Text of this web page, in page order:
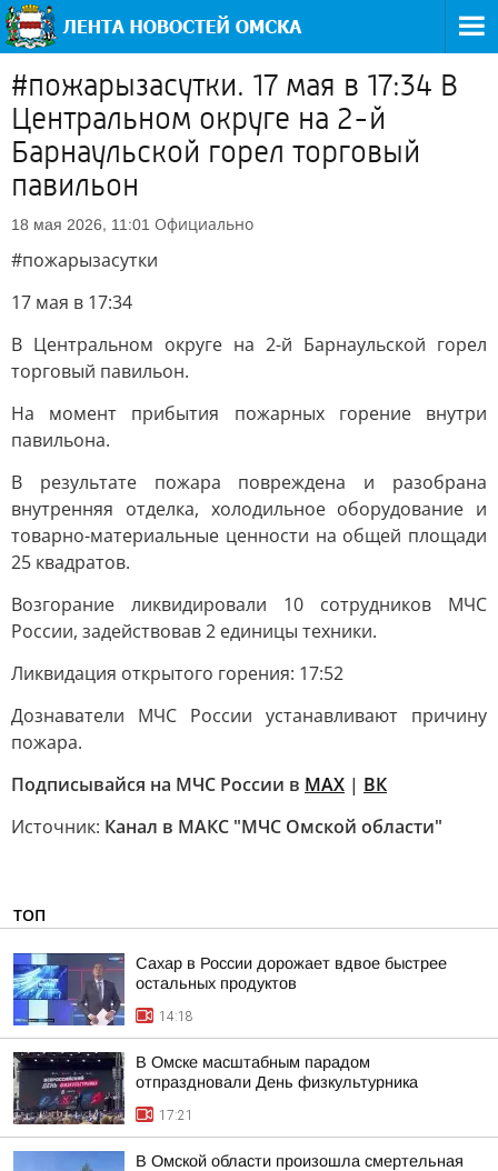
#пожарызасутки. 17 мая в 17:34 В
Центральном округе на 2-й
Барнаульской горел торговый
павильон
18 мая 2026, 11:01 Официально
#пожарызасутки
17 мая в 17:34
В Центральном округе на 2-й Барнаульской горел
торговый павильон.
На момент прибытия пожарных горение внутри
павильона.
В результате пожара повреждена и разобрана
внутренняя отделка, холодильное оборудование и
товарно-материальные ценности на общей площади
25 квадратов.
Возгорание ликвидировали 10 сотрудников МЧС
России, задействовав 2 единицы техники.
Ликвидация открытого горения: 17:52
Дознаватели МЧС России устанавливают причину
пожара.
Подписывайся на МЧС России в MAX | ВК
Источник: Канал в МАКС "МЧС Омской области"
ТОП
Сахар в России дорожает вдвое быстрее
остальных продуктов
14:18
В Омске масштабным парадом
отпраздновали День физкультурника
17:21
В Омской области произошла смертельная